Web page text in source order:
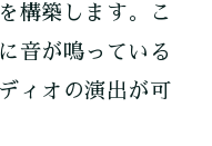
構築します。こ
音が鳴っている
ィオの演出が可